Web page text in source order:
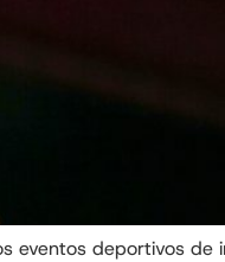
eventos deportivos de